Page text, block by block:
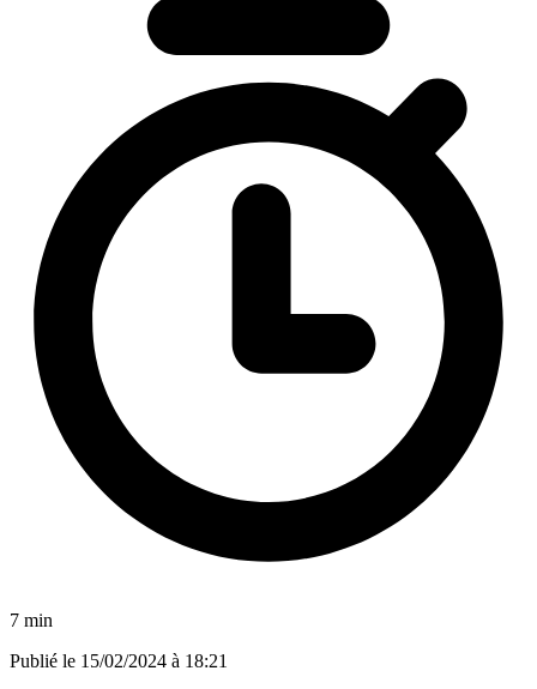
7 min
Publié le 15/02/2024 à 18:21